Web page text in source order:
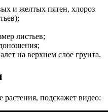
и желтых пятен, хлороз
листьев;
на верхнем слое грунта.
подскажет видео: